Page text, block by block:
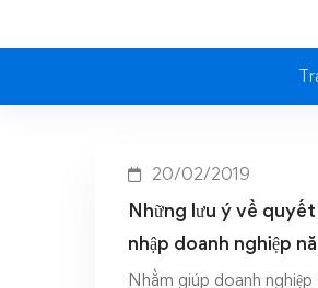
20/02/2019
Những lưu ý về
nhập doanh nghiệp
Nhằm giúp doanh